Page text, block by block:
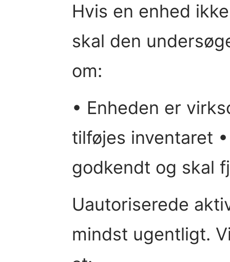
Hvis en enhed
skal den
om:
• Enheden er
tilføjes inventaret
godkendt og skal
Uautoriserede
mindst ugentligt.